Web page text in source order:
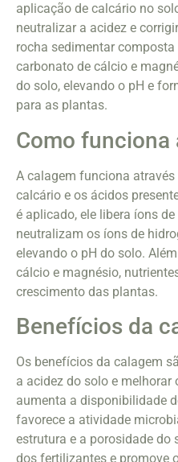
aplicação de calcário no
neutralizar a acidez e
rocha sedimentar
carbonato de cálcio e
do solo, elevando o pH e
para as plantas.
Como funciona
A calagem funciona
calcário e os ácidos
é aplicado, ele libera íons
neutralizam os íons de
elevando o pH do solo.
cálcio e magnésio,
crescimento das plantas.
Benefícios da
Os benefícios da calagem
a acidez do solo e melhorar
aumenta a disponibilidade
favorece a atividade
estrutura e a porosidade do
dos fertilizantes e promove